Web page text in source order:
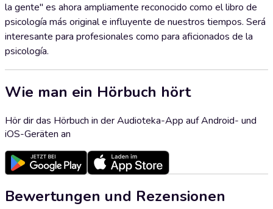
la gente" es ahora ampliamente reconocido como el libro de
psicología más original e influyente de nuestros tiempos. Será
interesante para profesionales como para aficionados de la
psicología.
Wie man ein Hörbuch hört
Hör dir das Hörbuch in der Audioteka-App auf Android- und
iOS-Geräten an
Bewertungen und Rezensionen